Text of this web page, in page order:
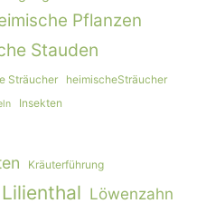
Pflanzen
Stauden
Sträucher heimischeSträucher
Insekten
Kräuterführung
Lilienthal Löwenzahn